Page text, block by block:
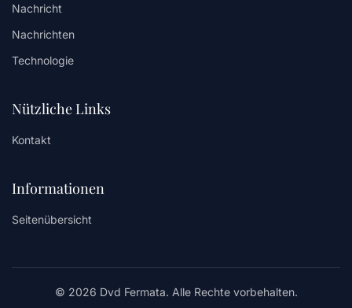
Nachricht
Nachrichten
Technologie
Nützliche Links
Kontakt
Informationen
Seitenübersicht
© 2026 Dvd Fermata. Alle Rechte vorbehalten.